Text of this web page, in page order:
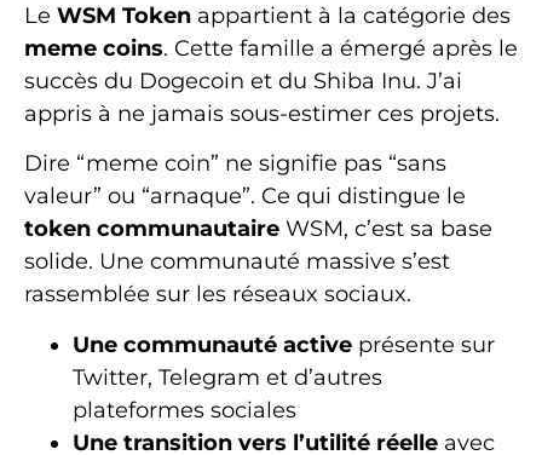
Le WSM Token appartient à la catégorie des
meme coins. Cette famille a émergé après le
succès du Dogecoin et du Shiba Inu. J’ai
appris à ne jamais sous-estimer ces projets.
Dire “meme coin” ne signifie pas “sans
valeur” ou “arnaque”. Ce qui distingue le
token communautaire WSM, c’est sa base
solide. Une communauté massive s’est
rassemblée sur les réseaux sociaux.
Une communauté active présente sur
Twitter, Telegram et d’autres
plateformes sociales
Une transition vers l’utilité réelle avec